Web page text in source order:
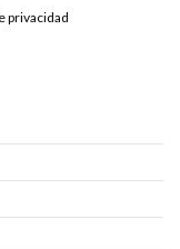
privacidad